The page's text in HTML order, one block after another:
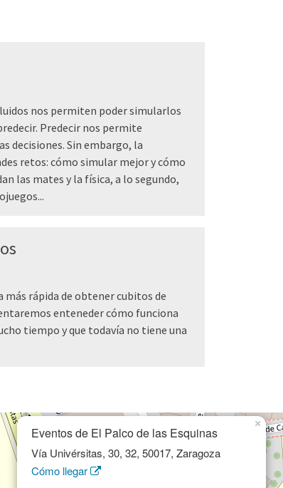
nos permiten poder simularlos
Predecir nos permite
decisiones. Sin embargo, la
retos: cómo simular mejor y cómo
las mates y la física, a lo segundo,
más rápida de obtener cubitos de
enteneder cómo funciona
tiempo y que todavía no tiene una
Eventos de El Palco de las Esquinas
Vía Univérsitas, 30, 32, 50017, Zaragoza
Cómo llegar
×